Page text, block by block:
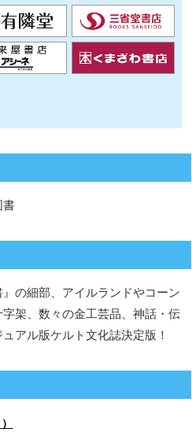
書
』の細部、アイルランドやコーン
架、数々の金工芸品、神話・伝
アル版ケルト文化誌決定版！